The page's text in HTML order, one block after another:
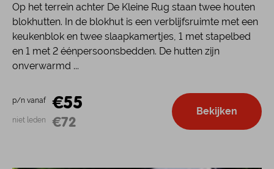
Op het terrein achter De Kleine Rug staan twee houten
blokhutten. In de blokhut is een verblijfsruimte met een
keukenblok en twee slaapkamertjes, 1 met stapelbed
en 1 met 2 éénpersoonsbedden. De hutten zijn
onverwarmd ...
p/n vanaf €55
niet leden €72
Bekijken